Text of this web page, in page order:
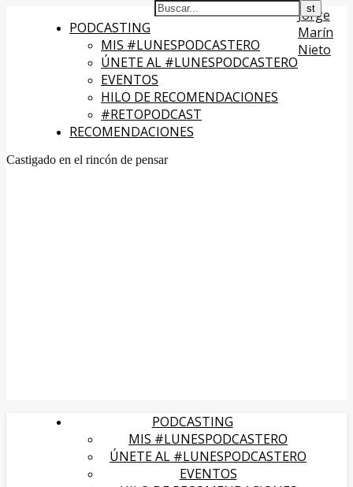
PODCASTING
MIS #LUNESPODCASTERO
ÚNETE AL #LUNESPODCASTERO
EVENTOS
HILO DE RECOMENDACIONES
#RETOPODCAST
RECOMENDACIONES
Jorge
Marín
Nieto
Castigado en el rincón de pensar
PODCASTING
MIS #LUNESPODCASTERO
ÚNETE AL #LUNESPODCASTERO
EVENTOS